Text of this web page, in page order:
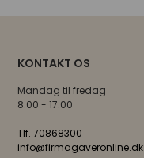
KONTAKT OS
Mandag til fredag
8.00 - 17.00
Tlf. 70868300
info@firmagaveronline.dk